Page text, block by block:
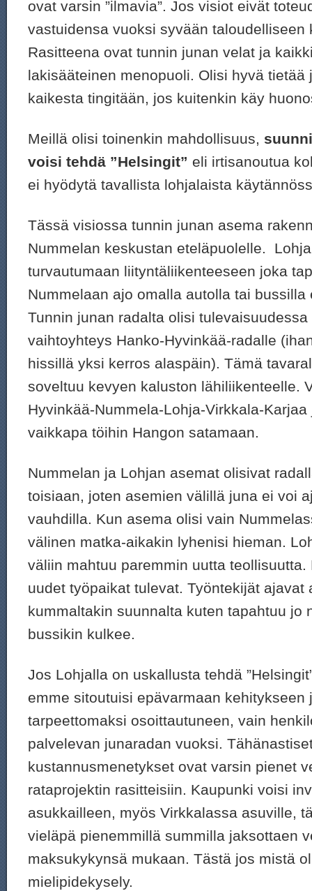
ovat varsin ”ilmavia”. Jos visiot eivät
vastuidensa vuoksi syvään taloudelliseen
Rasitteena ovat tunnin junan velat ja
lakisääteinen menopuoli. Olisi hyvä tietää
kaikesta tingitään, jos kuitenkin käy
Meillä olisi toinenkin mahdollisuus,
voisi tehdä ”Helsingit” eli irtisanoutua
ei hyödytä tavallista lohjalaista
Tässä visiossa tunnin junan asema
Nummelan keskustan eteläpuolelle.
turvautumaan liityntäliikenteeseen joka
Nummelaan ajo omalla autolla tai bussilla
Tunnin junan radalta olisi
vaihtoyhteys Hanko-Hyvinkää-radalle
hissillä yksi kerros alaspäin). Tämä
soveltuu kevyen kaluston lähiliikenteelle.
Hyvinkää-Nummela-Lohja-Virkkala-
vaikkapa töihin Hangon satamaan.
Nummelan ja Lohjan asemat olisivat
toisiaan, joten asemien välillä juna ei voi
vauhdilla. Kun asema olisi vain
välinen matka-aikakin lyhenisi hieman.
väliin mahtuu paremmin uutta
uudet työpaikat tulevat. Työntekijät ajavat
kummaltakin suunnalta kuten tapahtuu jo
bussikin kulkee.
Jos Lohjalla on uskallusta tehdä
emme sitoutuisi epävarmaan kehitykseen
tarpeettomaksi osoittautuneen, vain
palvelevan junaradan vuoksi.
kustannusmenetykset ovat varsin pienet
rataprojektin rasitteisiin. Kaupunki voisi
asukkailleen, myös Virkkalassa asuville,
vieläpä pienemmillä summilla jaksottaen
maksukykynsä mukaan. Tästä jos mistä
mielipidekysely.